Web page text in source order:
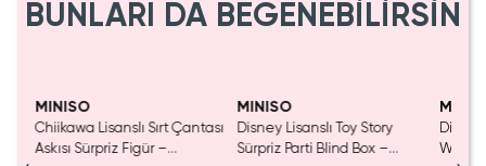
BUNLARI DA BEĞENEBİLİRSİN
MINISO
Chiikawa Lisanslı Sırt Çantası
Askısı Sürpriz Figür –
MINISO
Disney Lisanslı Toy Story
Sürpriz Parti Blind Box –
Disney